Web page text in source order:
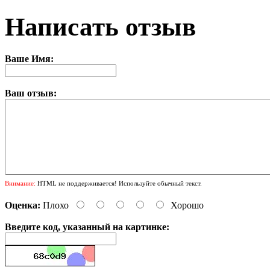
Написать отзыв
Ваше Имя:
Ваш отзыв:
Внимание: HTML не поддерживается! Используйте обычный текст.
Оценка: Плохо Хорошо
Введите код, указанный на картинке: